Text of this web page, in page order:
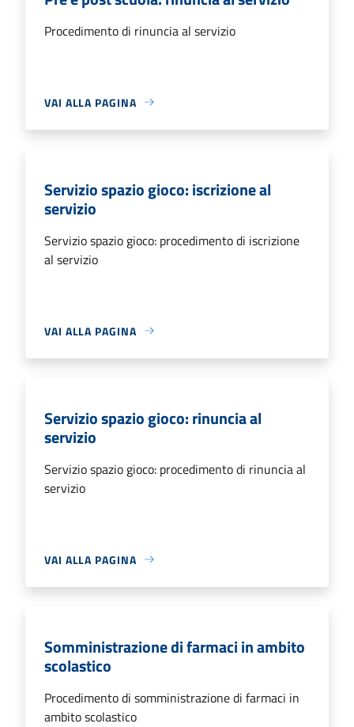
Procedimento di rinuncia al servizio
VAI ALLA PAGINA
Servizio spazio gioco: iscrizione al
servizio
Servizio spazio gioco: procedimento di iscrizione
al servizio
VAI ALLA PAGINA
Servizio spazio gioco: rinuncia al
servizio
Servizio spazio gioco: procedimento di rinuncia al
servizio
VAI ALLA PAGINA
Somministrazione di farmaci in ambito
scolastico
Procedimento di somministrazione di farmaci in
ambito scolastico